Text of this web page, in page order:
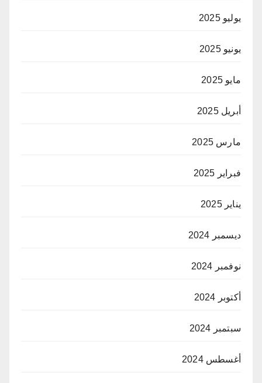
يوليو 2025
يونيو 2025
مايو 2025
أبريل 2025
مارس 2025
فبراير 2025
يناير 2025
ديسمبر 2024
نوفمبر 2024
أكتوبر 2024
سبتمبر 2024
أغسطس 2024